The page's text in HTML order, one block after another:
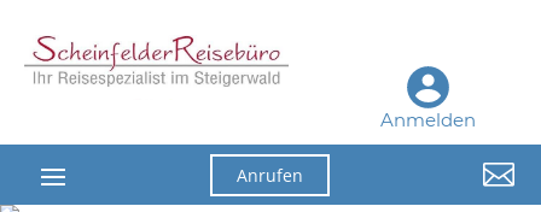
Anmelden
Anrufen 